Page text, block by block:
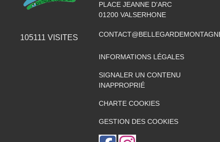
105111 VISITES
PLACE JEANNE D'ARC
01200 VALSERHONE
INFORMATIONS LÉGALES
SIGNALER UN CONTENU
INAPPROPRIÉ
CHARTE COOKIES
GESTION DES COOKIES